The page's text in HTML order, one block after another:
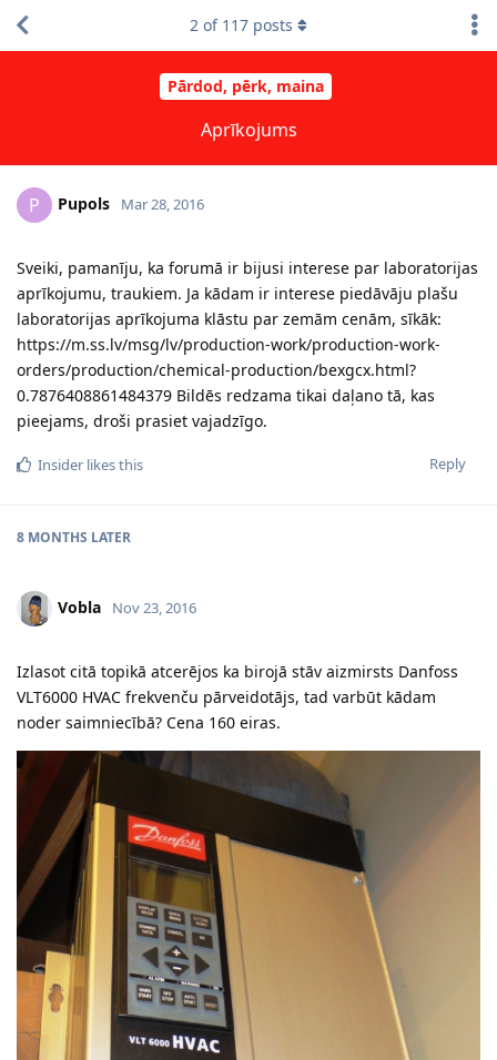
Pārdod, pērk, maina
Aprīkojums
2 of 117 posts
P Pupols Mar 28, 2016
Sveiki, pamanīju, ka forumā ir bijusi interese par laboratorijas
aprīkojumu, traukiem. Ja kādam ir interese piedāvāju plašu
laboratorijas aprīkojuma klāstu par zemām cenām, sīkāk:
https://m.ss.lv/msg/lv/production-work/production-work-
orders/production/chemical-production/bexgcx.html?
0.7876408861484379 Bildēs redzama tikai daļano tā, kas
pieejams, droši prasiet vajadzīgo.
Reply
Insider likes this
8 MONTHS LATER
Vobla Nov 23, 2016
Izlasot citā topikā atcerējos ka birojā stāv aizmirsts Danfoss
VLT6000 HVAC frekvenču pārveidotājs, tad varbūt kādam
noder saimniecībā? Cena 160 eiras.